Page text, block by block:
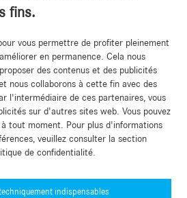
fins.
vous permettre de profiter pleinement
en permanence. Cela nous
des contenus et des publicités
nous collaborons à cette fin avec des
l'intermédiaire de ces partenaires, vous
sur d'autres sites web. Vous pouvez
tout moment. Pour plus d'informations
veuillez consulter la section
de confidentialité.
indispensables
au début